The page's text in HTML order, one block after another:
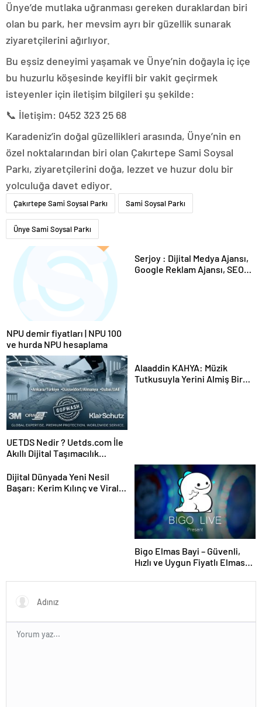
Ünye’de mutlaka uğranması gereken duraklardan biri
olan bu park, her mevsim ayrı bir güzellik sunarak
ziyaretçilerini ağırlıyor.
Bu eşsiz deneyimi yaşamak ve Ünye’nin doğayla iç içe
bu huzurlu köşesinde keyifli bir vakit geçirmek
isteyenler için iletişim bilgileri şu şekilde:
📞 İletişim: 0452 323 25 68
Karadeniz’in doğal güzellikleri arasında, Ünye’nin en
özel noktalarından biri olan Çakırtepe Sami Soysal
Parkı, ziyaretçilerini doğa, lezzet ve huzur dolu bir
yolculuğa davet ediyor.
Çakırtepe Sami Soysal Parkı Sami Soysal Parkı
Ünye Sami Soysal Parkı
NPU demir fiyatları | NPU 100
ve hurda NPU hesaplama
Serjoy : Dijital Medya Ajansı,
Google Reklam Ajansı, SEO
UETDS Nedir ? Uetds.com İle
Akıllı Dijital Taşımacılık
Alaaddin KAHYA: Müzik
Tutkusuyla Yerini Almiş Bir
Dijital Dünyada Yeni Nesil
Başarı: Kerim Kılınç ve Viral
Bigo Elmas Bayi – Güvenli,
Hızlı ve Uygun Fiyatlı Elmas